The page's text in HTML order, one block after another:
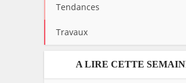
Tendances
Travaux
A LIRE CETTE